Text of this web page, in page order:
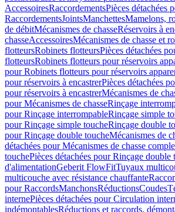
AccessoiresRaccordementsPièces détachées
RaccordementsJointsManchettesMamelons,
de débitMécanismes de chasseRéservoirs à
chasseAccessoiresMécanismes de chasse et
flotteursRobinets flotteursPièces détachées
flotteursRobinets flotteurs pour réservoirs
pour Robinets flotteurs pour réservoirs
pour réservoirs à encastrerPièces détachées
pour réservoirs à encastrerMécanismes de
pour Mécanismes de chasseRinçage
pour Rinçage interrompableRinçage simple
pour Rinçage simple toucheRinçage double
pour Rinçage double toucheMécanismes de
détachées pour Mécanismes de chasse
touchePièces détachées pour Rinçage double
d'alimentationGeberit FlowFitTuyaux
multicouche avec résistance chauffante
pour RaccordsManchonsRéductionsCoudes
internePièces détachées pour Circulation
indémontablesRéductions et raccords,